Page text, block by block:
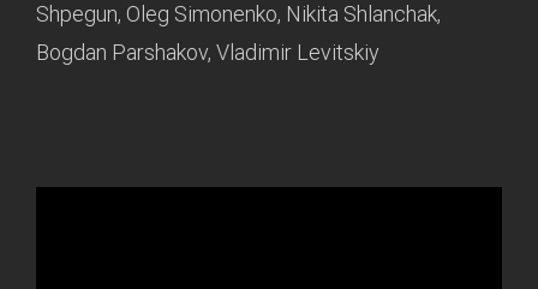
Shpegun, Oleg Simonenko, Nikita Shlanchak,
Bogdan Parshakov, Vladimir Levitskiy